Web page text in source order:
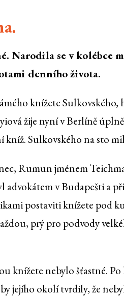
Narodila se v kolébce
denního života.
knížete Sulkovského,
žije nyní v Berlíně
kníž. Sulkovského na sto
Rumun jménem
advokátem v Budapešti a
postaviti knížete pod
prý pro podvody
knížete nebylo šťastné.
jejího okolí tvrdily, že